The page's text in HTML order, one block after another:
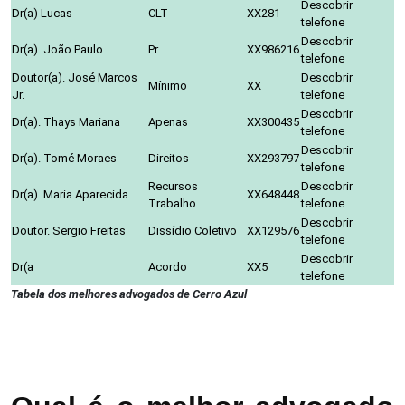
Dr(a) Lucas
CLT XX281
Descobrir
telefone
Dr(a). João Paulo
Pr XX986216
Descobrir
telefone
Doutor(a). José Marcos
Jr.
Mínimo XX
Descobrir
telefone
Dr(a). Thays Mariana
Apenas XX300435
Descobrir
telefone
Dr(a). Tomé Moraes
Direitos XX293797
Descobrir
telefone
Dr(a). Maria Aparecida
Recursos
Trabalho
XX648448
Descobrir
telefone
Doutor. Sergio Freitas
Dissídio Coletivo XX129576
Descobrir
telefone
Dr(a
Acordo XX5
Descobrir
telefone
Tabela dos melhores advogados de Cerro Azul